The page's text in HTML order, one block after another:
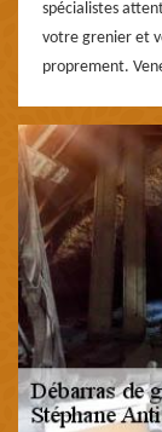
spécialistes
votre grenier et
proprement.